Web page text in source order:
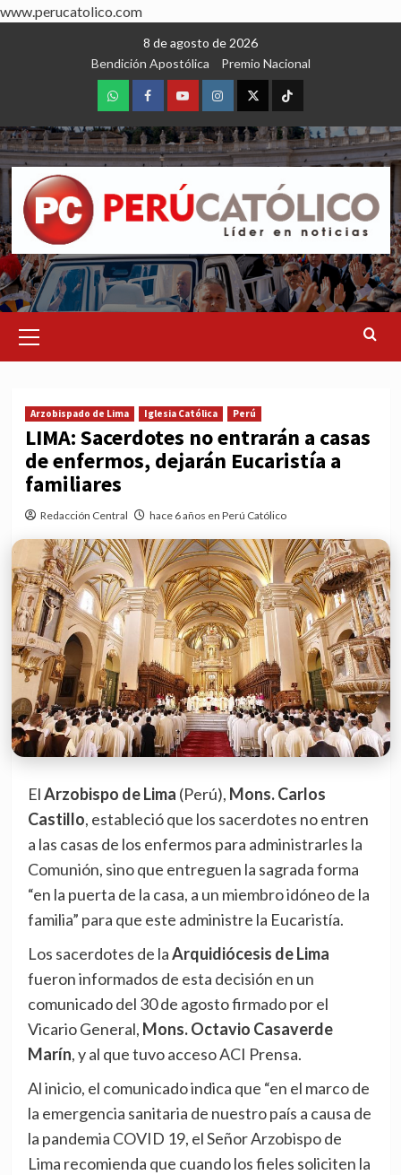
www.perucatolico.com
8 de agosto de 2026
Bendición Apostólica
Premio Nacional
WhatsAppFacebookYoutubeInstagram
X TikTok
Menu
Arzobispado de Lima Iglesia Católica Perú
LIMA: Sacerdotes no entrarán a casas
de enfermos, dejarán Eucaristía a
familiares
Redacción Central hace 6 años en Perú Católico
ElArzobispo de Lima (Perú), Mons. Carlos
Castillo, estableció que los sacerdotes no entren
a las casas de los enfermos para administrarles la
Comunión, sino que entreguen la sagrada forma
“en la puerta de la casa, a un miembro idóneo de la
familia” para que este administre la Eucaristía.
Los sacerdotes de laArquidiócesis de Lima
fueron informados de esta decisión en un
comunicado del 30 de agosto firmado por el
Vicario General, Mons. Octavio Casaverde
Marín, y al que tuvo acceso ACI Prensa.
Al inicio, el comunicado indica que “en el marco de
la emergencia sanitaria de nuestro país a causa de
la pandemia COVID 19, el Señor Arzobispo de
Lima recomienda que cuando los fieles soliciten la